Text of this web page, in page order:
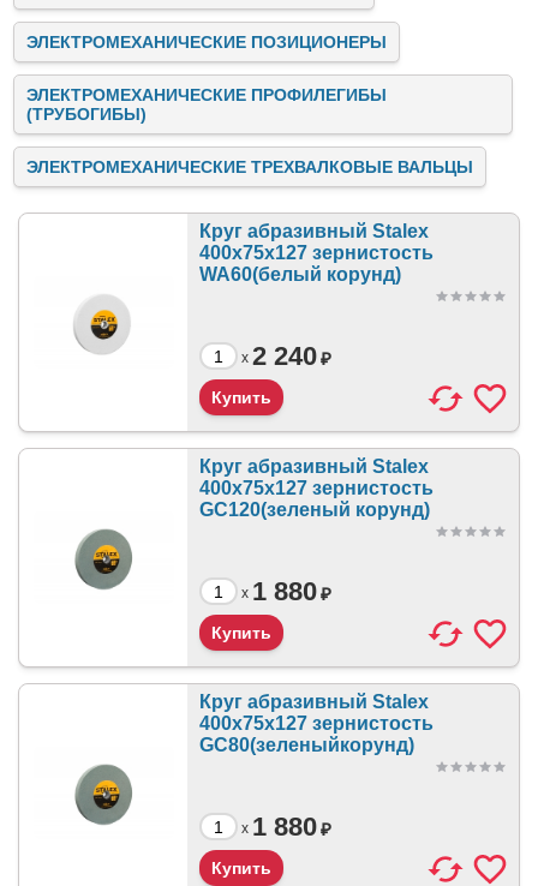
ЭЛЕКТРОМЕХАНИЧЕСКИЕ ПОЗИЦИОНЕРЫ
ЭЛЕКТРОМЕХАНИЧЕСКИЕ ПРОФИЛЕГИБЫ
(ТРУБОГИБЫ)
ЭЛЕКТРОМЕХАНИЧЕСКИЕ ТРЕХВАЛКОВЫЕ ВАЛЬЦЫ
Круг абразивный Stalex
400х75х127 зернистость
WA60(белый корунд)
x 2 240₽
Круг абразивный Stalex
400х75х127 зернистость
GC120(зеленый корунд)
x 1 880₽
Круг абразивный Stalex
400х75х127 зернистость
GC80(зеленыйкорунд)
x 1 880₽